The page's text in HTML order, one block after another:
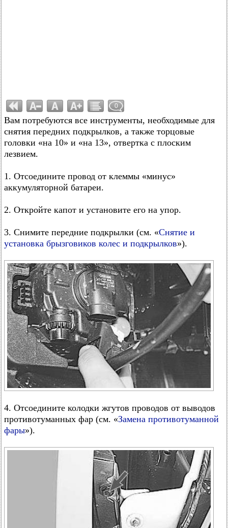
0
Вам потребуются все инструменты, необходимые для
снятия передних подкрылков, а также торцовые
головки «на 10» и «на 13», отвертка с плоским
лезвием.
1. Отсоедините провод от клеммы «минус»
аккумуляторной батареи.
2. Откройте капот и установите его на упор.
3. Снимите передние подкрылки (см. «Снятие и
установка брызговиков колес и подкрылков»).
4. Отсоедините колодки жгутов проводов от выводов
противотуманных фар (см. «Замена противотуманной
фары»).